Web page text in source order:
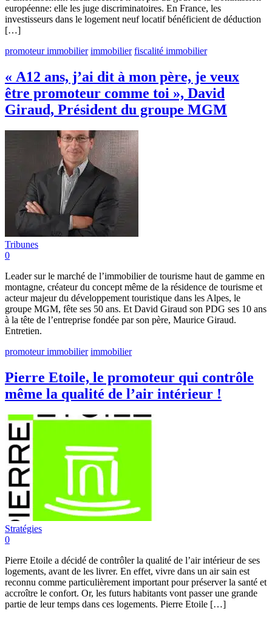
européenne: elle les juge discriminatoires. En France, les
investisseurs dans le logement neuf locatif bénéficient de déduction
[…]
promoteur immobilier immobilier fiscalité immobilier
« A12 ans, j’ai dit à mon père, je veux
être promoteur comme toi », David
Giraud, Président du groupe MGM
Tribunes
0
Leader sur le marché de l’immobilier de tourisme haut de gamme en
montagne, créateur du concept même de la résidence de tourisme et
acteur majeur du développement touristique dans les Alpes, le
groupe MGM, fête ses 50 ans. Et David Giraud son PDG ses 10 ans
à la tête de l’entreprise fondée par son père, Maurice Giraud.
Entretien.
promoteur immobilier immobilier
Pierre Etoile, le promoteur qui contrôle
même la qualité de l’air intérieur !
Stratégies
0
Pierre Etoile a décidé de contrôler la qualité de l’air intérieur de ses
logements, avant de les livrer. En effet, vivre dans un air sain est
reconnu comme particulièrement important pour préserver la santé et
accroître le confort. Or, les futurs habitants vont passer une grande
partie de leur temps dans ces logements. Pierre Etoile […]